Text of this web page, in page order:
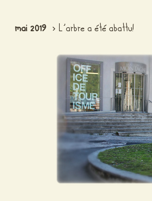
mai 2019 > L’arbre a été abattu!